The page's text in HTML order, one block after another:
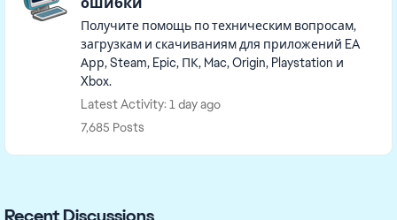
Получите помощь по техническим вопросам,
загрузкам и скачиваниям для приложений EA
Арр, Steam, Epic, ПК, Mac, Origin, Playstation и
Xbox.
Latest Activity: 1 day ago
7,685 Posts